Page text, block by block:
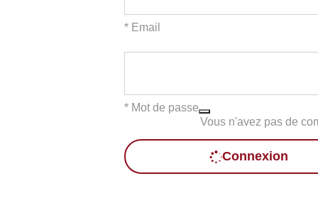
* Email
* Mot de passe
Connexion
Vous n'avez pas de